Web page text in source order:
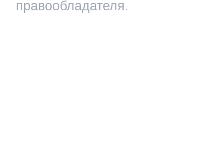
правообладателя.